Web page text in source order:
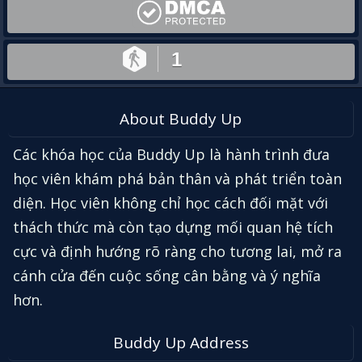
1
About Buddy Up
Các khóa học của Buddy Up là hành trình đưa
học viên khám phá bản thân và phát triển toàn
diện. Học viên không chỉ học cách đối mặt với
thách thức mà còn tạo dựng mối quan hệ tích
cực và định hướng rõ ràng cho tương lai, mở ra
cánh cửa đến cuộc sống cân bằng và ý nghĩa
hơn.
Buddy Up Address